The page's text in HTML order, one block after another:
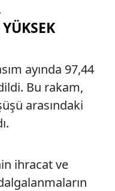
ayında 97,44
Bu rakam,
arasındaki
ihracat ve